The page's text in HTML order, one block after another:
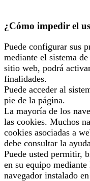
¿Cómo impedir el
Puede configurar sus
mediante el sistema
sitio web, podrá
finalidades.
Puede acceder al
pie de la página.
La mayoría de los
las cookies. Muchos
cookies asociadas a
debe consultar la
Puede usted permitir,
en su equipo
navegador instalado